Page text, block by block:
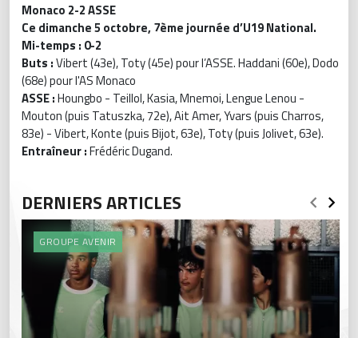
Monaco 2-2 ASSE
Ce dimanche 5 octobre, 7ème journée d’U19 National.
Mi-temps : 0-2
Buts :Vibert (43e), Toty (45e) pour l’ASSE. Haddani (60e), Dodo
(68e) pour l'AS Monaco
ASSE :Houngbo - Teillol, Kasia, Mnemoi, Lengue Lenou -
Mouton (puis Tatuszka, 72e), Ait Amer, Yvars (puis Charros,
83e) - Vibert, Konte (puis Bijot, 63e), Toty (puis Jolivet, 63e).
Entraîneur :Frédéric Dugand.
DERNIERS ARTICLES
GROUPE AVENIR